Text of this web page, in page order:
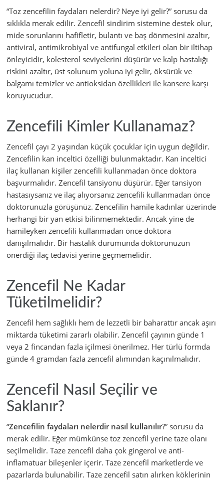
“Toz zencefilin faydaları nelerdir? Neye iyi gelir?” sorusu da
sıklıkla merak edilir. Zencefil sindirim sistemine destek olur,
mide sorunlarını hafifletir, bulantı ve baş dönmesini azaltır,
antiviral, antimikrobiyal ve antifungal etkileri olan bir iltihap
önleyicidir, kolesterol seviyelerini düşürür ve kalp hastalığı
riskini azaltır, üst solunum yoluna iyi gelir, öksürük ve
balgamı temizler ve antioksidan özellikleri ile kansere karşı
koruyucudur.
Zencefili Kimler Kullanamaz?
Zencefil çayı 2 yaşından küçük çocuklar için uygun değildir.
Zencefilin kan inceltici özelliği bulunmaktadır. Kan inceltici
ilaç kullanan kişiler zencefili kullanmadan önce doktora
başvurmalıdır. Zencefil tansiyonu düşürür. Eğer tansiyon
hastasıysanız ve ilaç alıyorsanız zencefili kullanmadan önce
doktorunuzla görüşünüz. Zencefilin hamile kadınlar üzerinde
herhangi bir yan etkisi bilinmemektedir. Ancak yine de
hamileyken zencefili kullanmadan önce doktora
danışılmalıdır. Bir hastalık durumunda doktorunuzun
önerdiği ilaç tedavisi yerine geçmemelidir.
Zencefil Ne Kadar
Tüketilmelidir?
Zencefil hem sağlıklı hem de lezzetli bir baharattır ancak aşırı
miktarda tüketimi zararlı olabilir. Zencefil çayının günde 1
veya 2 fincandan fazla içilmesi önerilmez. Her türlü formda
günde 4 gramdan fazla zencefil alımından kaçınılmalıdır.
Zencefil Nasıl Seçilir ve
Saklanır?
“Zencefilin faydaları nelerdir nasıl kullanılır?” sorusu da
merak edilir. Eğer mümkünse toz zencefil yerine taze olanı
seçilmelidir. Taze zencefil daha çok gingerol ve anti-
inflamatuar bileşenler içerir. Taze zencefil marketlerde ve
pazarlarda bulunabilir. Taze zencefil satın alırken köklerinin